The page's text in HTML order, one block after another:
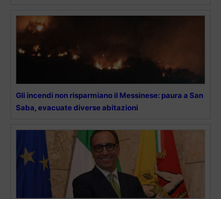
Gli incendi non risparmiano il Messinese: paura a San
Saba, evacuate diverse abitazioni